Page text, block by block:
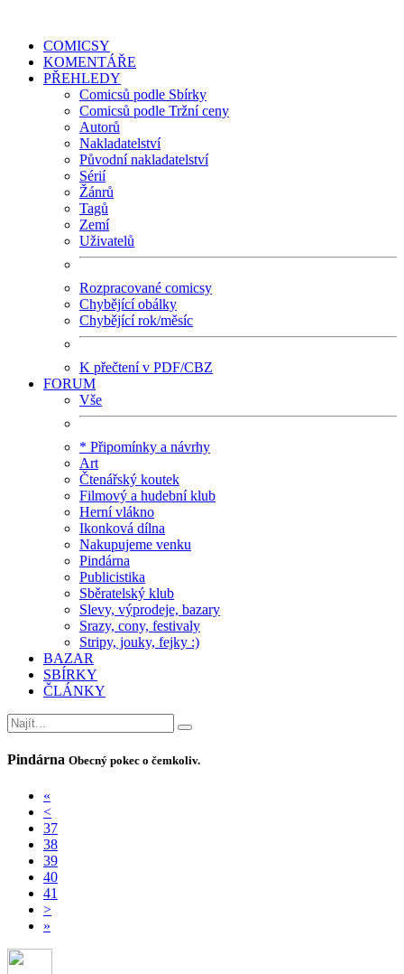
COMICSY
KOMENTÁŘE
PŘEHLEDY
Comicsů podle Sbírky
Comicsů podle Tržní ceny
Autorů
Nakladatelství
Původní nakladatelství
Sérií
Žánrů
Tagů
Zemí
Uživatelů
Rozpracované comicsy
Chybějící obálky
Chybějící rok/měsíc
K přečtení v PDF/CBZ
FORUM
Vše
* Připomínky a návrhy
Art
Čtenářský koutek
Filmový a hudební klub
Herní vlákno
Ikonková dílna
Nakupujeme venku
Pindárna
Publicistika
Sběratelský klub
Slevy, výprodeje, bazary
Srazy, cony, festivaly
Stripy, jouky, fejky :)
BAZAR
SBÍRKY
ČLÁNKY
Pindárna Obecný pokec o čemkoliv.
«
<
37
38
39
40
41
>
»